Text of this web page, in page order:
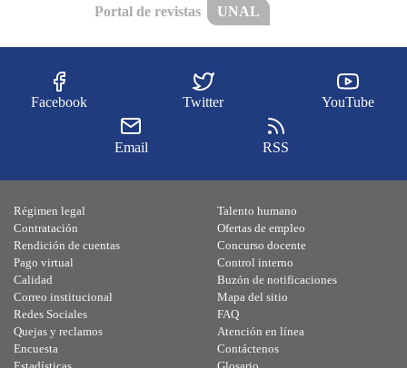
Portal de revistas UNAL
Facebook Twitter YouTube
Email RSS
Régimen legal
Contratación
Rendición de cuentas
Pago virtual
Calidad
Talento humano
Ofertas de empleo
Concurso docente
Control interno
Buzón de notificaciones
Correo institucional
Redes Sociales
Quejas y reclamos
Encuesta
Mapa del sitio
FAQ
Atención en línea
Contáctenos